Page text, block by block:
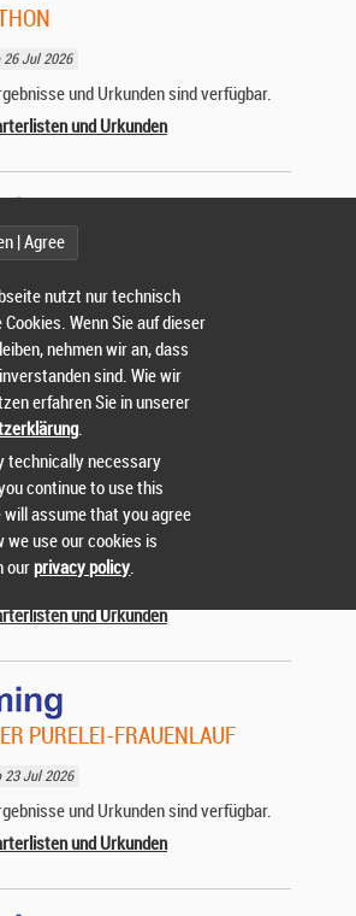
26 Jul 2026
und Urkunden sind verfügbar.
und Urkunden
POWERED BY MAGURA & 1H
25 Jul 2026
und Urkunden sind verfügbar.
und Urkunden
CUP BÖBINGEN
25 Jul 2026
und Urkunden sind verfügbar.
und Urkunden
PURELEI-FRAUENLAUF
23 Jul 2026
und Urkunden sind verfügbar.
und Urkunden
| Agree
nutzt nur technisch
Wenn Sie auf dieser
nehmen wir an, dass
sind. Wie wir
erfahren Sie in unserer
.
technically necessary
continue to use this
assume that you agree
we use our cookies is
ourprivacy policy.